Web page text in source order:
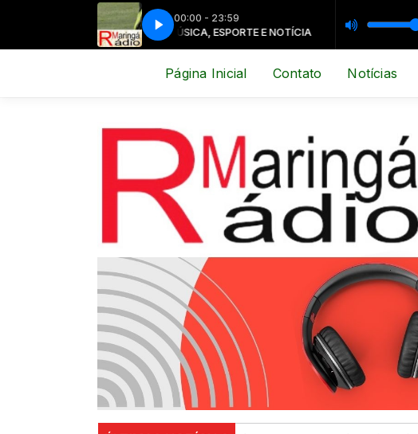
00:00 - 23:59
MÚSICA, ESPORTE E NOTÍCIA MÚSICA, ESPORTE
Página Inicial Contato Notícias